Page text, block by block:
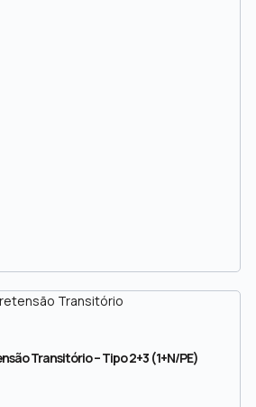
Transitório – Tipo 2+3 (1+N/PE)